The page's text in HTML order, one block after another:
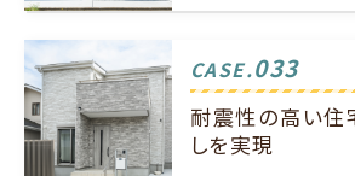
CASE.033
耐震性の高い住
しを実現